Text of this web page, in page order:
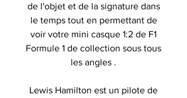
de l'objet et de la signature dans
le temps tout en permettant de
voir votre mini casque 1:2 de F1
Formule 1 de collection sous tous
les angles .
Lewis Hamilton est un pilote de